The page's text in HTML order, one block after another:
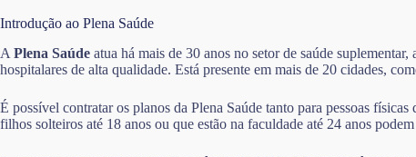
Introdução ao Plena Saúde
A Plena Saúde atua há mais de 30 anos no setor de saúde
hospitalares de alta qualidade. Está presente em mais de 20 cidades,
É possível contratar os planos da Plena Saúde tanto para pessoas
filhos solteiros até 18 anos ou que estão na faculdade até 24 anos